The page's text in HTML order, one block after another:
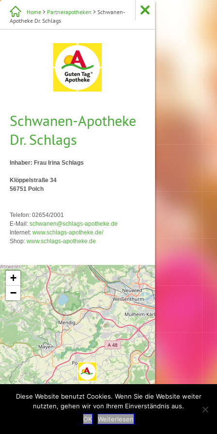
Home > Partnerapotheken > Schwanen-
Apotheke Dr. Schlags
Schwanen-Apotheke
Dr. Schlags
Inhaber: Frau Irina Schlags
Klöppelstraße 34
56751 Polch
Telefon: 02654/2001
E-Mail: schwanen@schlags-apotheke.de
Internet: www.schlags-apotheke.de/
Shop: www.schlags-apotheke.de
Karte wird geladen...
+
−
Diese Website benutzt Cookies. Wenn Sie die Website weiter
nutzten, gehen wir von Ihrem Einverständnis aus.
OK
Weiterlesen